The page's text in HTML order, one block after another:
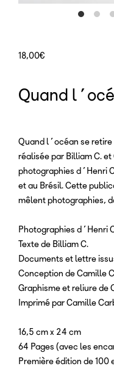
Quand
18,00€
Quand l’océan se
réalisée par Billiam C.
photographies d’Henri
et au Brésil. Cette
mêlent photographies,
Photographies d’Henri
Texte de Billiam C.
Documents et lettre
Conception de Camille
Graphisme et reliure de
Imprimé par Camille
16,5 cm x 24 cm
64 Pages (avec les
Première édition de 100